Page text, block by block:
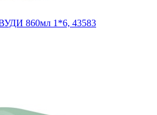
860мл 1*6, 43583